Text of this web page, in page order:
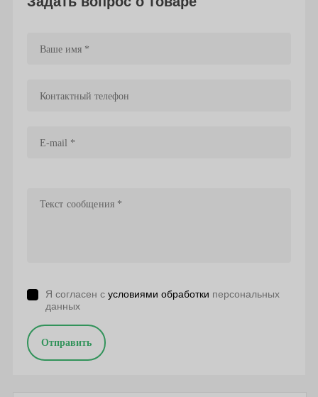
Я согласен с условиями обработки персональных
данных
Отправить